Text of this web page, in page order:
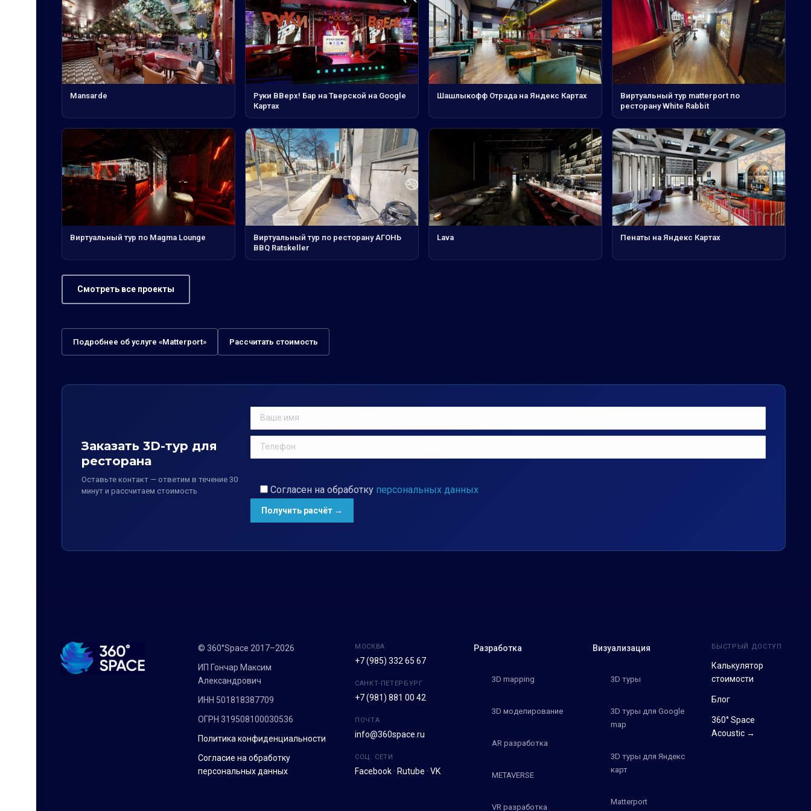
Mansarde
Руки ВВерх! Бар на Тверской на Google
Картах
Шашлыкофф Отрада на Яндекс Картах
Виртуальный тур matterport по
ресторану White Rabbit
Виртуальный тур по Magma Lounge
Виртуальный тур по ресторану АГОНЬ
BBQ Ratskeller
Lava Пенаты на Яндекс Картах
Смотреть все проекты
Подробнее об услуге «Matterport» Рассчитать стоимость
Заказать 3D-тур для
ресторана
Оставьте контакт — ответим в течение 30
минут и рассчитаем стоимость
Согласен на обработку персональных данных
© 360°Space 2017–2026
ИП Гончар Максим
Александрович
ИНН 501818387709
ОГРН 319508100030536
Политика конфиденциальности
Согласие на обработку
персональных данных
МОСКВА
+7 (985) 332 65 67
САНКТ-ПЕТЕРБУРГ
+7 (981) 881 00 42
ПОЧТА
info@360space.ru
СОЦ. СЕТИ
Facebook· Rutube · VK
Разработка
3D mapping
3D моделирование
AR разработка
METAVERSE
VR разработка
Визуализация
3D туры
3D туры для Google
map
3D туры для Яндекс
карт
Matterport
БЫСТРЫЙ ДОСТУП
Калькулятор
стоимости
Блог
360° Space
Acoustic →